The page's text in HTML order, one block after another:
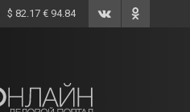
$ 82.17 € 94.84